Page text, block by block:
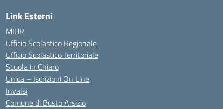
Link Esterni
MIUR
Ufficio Scolastico Regionale
Ufficio Scolastico Territoriale
Scuola in Chiaro
Unica – Iscrizioni On Line
Invalsi
Comune di Busto Arsizio